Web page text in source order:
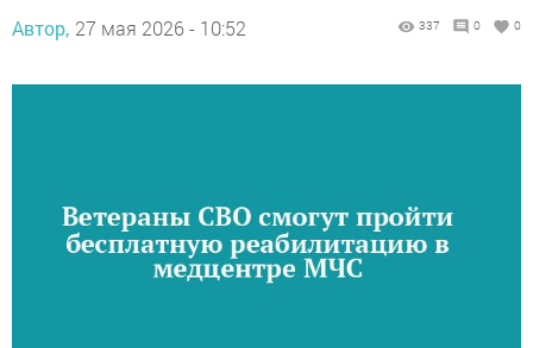
Автор, 27 мая 2026 - 10:52 337 0 0